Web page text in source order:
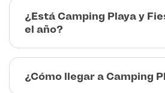
¿Está Camping Playa y
el año?
¿Cómo llegar a Camping